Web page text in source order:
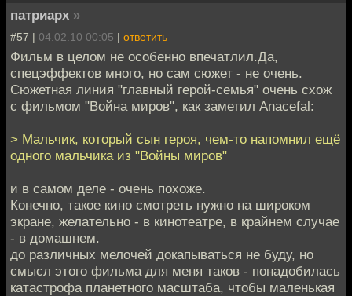
патриарх »
#57 | 04.02.10 00:05 | ответить
Фильм в целом не особенно впечатлил.Да,
спецэффектов много, но сам сюжет - не очень.
Сюжетная линия "главный герой-семья" очень схож
с фильмом "Война миров", как заметил Anacefal:
> Мальчик, который сын героя, чем-то напомнил ещё
одного мальчика из "Войны миров"
и в самом деле - очень похоже.
Конечно, такое кино смотреть нужно на широком
экране, желательно - в кинотеатре, в крайнем случае
- в домашнем.
до различных мелочей докапываться не буду, но
смысл этого фильма для меня таков - понадобилась
катастрофа планетного масштаба, чтобы маленькая